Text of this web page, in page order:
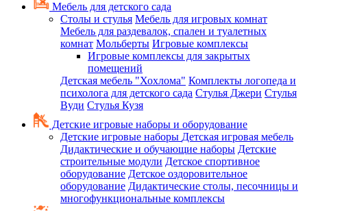
Мебель для детского сада
Столы и стулья Мебель для игровых комнат
Мебель для раздевалок, спален и туалетных
комнат Мольберты Игровые комплексы
Игровые комплексы для закрытых
помещений
Детская мебель "Хохлома" Комплекты логопеда и
психолога для детского сада Стулья Джери Стулья
Вуди Стулья Кузя
Детские игровые наборы и оборудование
Детские игровые наборы Детская игровая мебель
Дидактические и обучающие наборы Детские
строительные модули Детское спортивное
оборудование Детское оздоровительное
оборудование Дидактические столы, песочницы и
многофункциональные комплексы